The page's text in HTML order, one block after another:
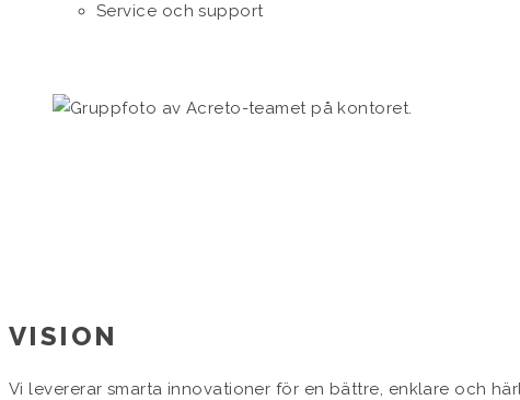
Service och support
VISION
Vi levererar smarta innovationer för en bättre, enklare och